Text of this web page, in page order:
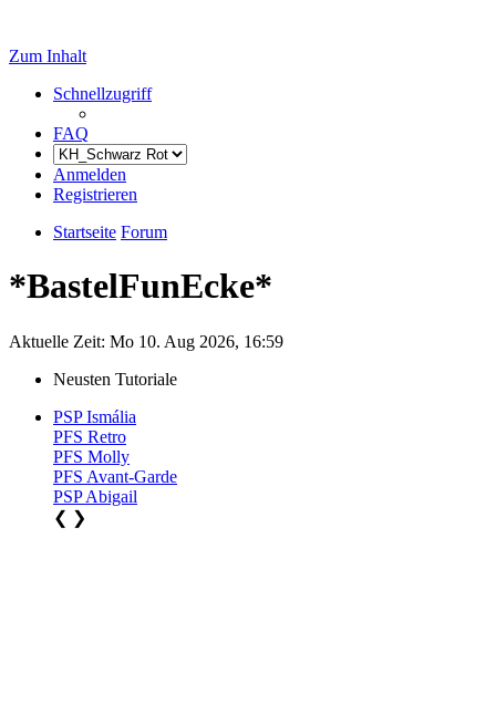
Zum Inhalt
Schnellzugriff
FAQ
Anmelden
Registrieren
Startseite Forum
*BastelFunEcke*
Aktuelle Zeit: Mo 10. Aug 2026, 16:59
Neusten Tutoriale
PSP Ismália
PFS Retro
PFS Molly
PFS Avant-Garde
PSP Abigail
❮ ❯